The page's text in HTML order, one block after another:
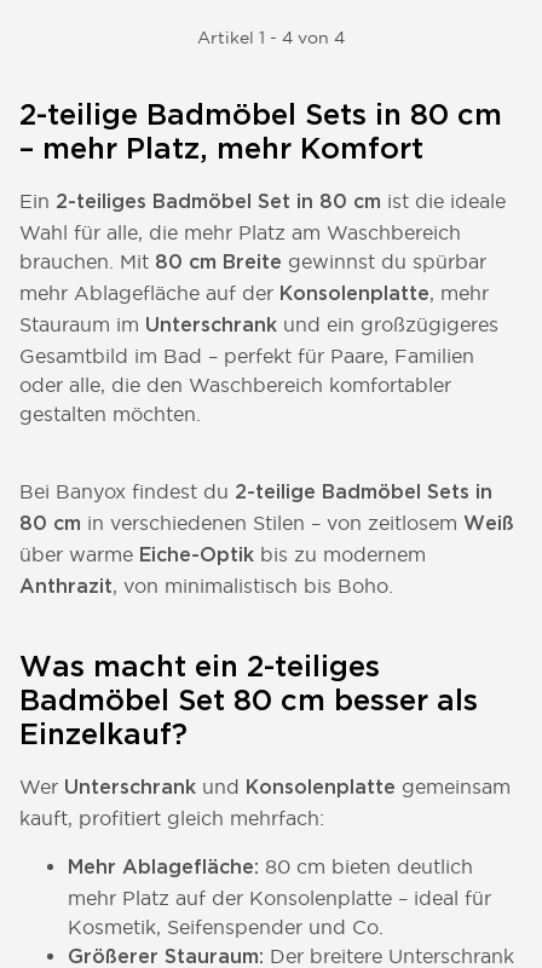
Artikel 1 - 4 von 4
2-teilige Badmöbel Sets in 80 cm
– mehr Platz, mehr Komfort
Ein 2-teiliges Badmöbel Set in 80 cm ist die ideale
Wahl für alle, die mehr Platz am Waschbereich
brauchen. Mit 80 cm Breite gewinnst du spürbar
mehr Ablagefläche auf der Konsolenplatte, mehr
Stauraum im Unterschrank und ein großzügigeres
Gesamtbild im Bad – perfekt für Paare, Familien
oder alle, die den Waschbereich komfortabler
gestalten möchten.
Bei Banyox findest du 2-teilige Badmöbel Sets in
80 cm in verschiedenen Stilen – von zeitlosem Weiß
über warme Eiche-Optik bis zu modernem
Anthrazit, von minimalistisch bis Boho.
Was macht ein 2-teiliges
Badmöbel Set 80 cm besser als
Einzelkauf?
Wer Unterschrank und Konsolenplatte gemeinsam
kauft, profitiert gleich mehrfach:
Mehr Ablagefläche: 80 cm bieten deutlich
mehr Platz auf der Konsolenplatte – ideal für
Kosmetik, Seifenspender und Co.
Größerer Stauraum: Der breitere Unterschrank